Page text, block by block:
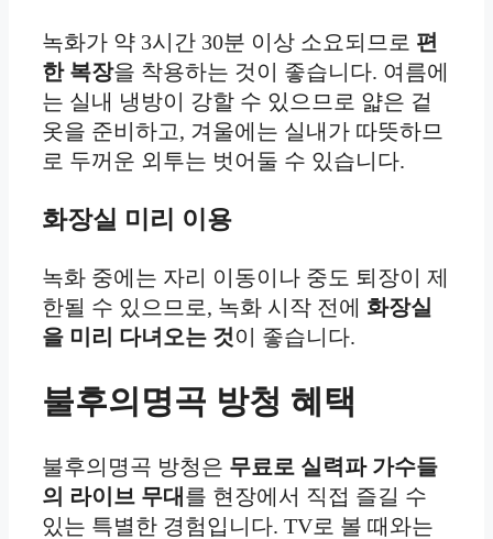
녹화가 약 3시간 30분 이상 소요되므로 편
한 복장을 착용하는 것이 좋습니다. 여름에
는 실내 냉방이 강할 수 있으므로 얇은 겉
옷을 준비하고, 겨울에는 실내가 따뜻하므
로 두꺼운 외투는 벗어둘 수 있습니다.
화장실 미리 이용
녹화 중에는 자리 이동이나 중도 퇴장이 제
한될 수 있으므로, 녹화 시작 전에 화장실
을 미리 다녀오는 것이 좋습니다.
불후의명곡 방청 혜택
불후의명곡 방청은 무료로 실력파 가수들
의 라이브 무대를 현장에서 직접 즐길 수
있는 특별한 경험입니다. TV로 볼 때와는